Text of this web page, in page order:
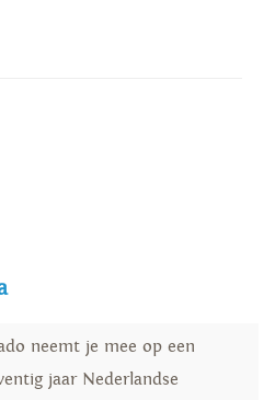
neemt je mee op een
jaar Nederlandse